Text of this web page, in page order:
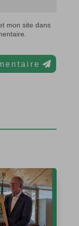
mon site dans